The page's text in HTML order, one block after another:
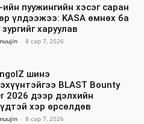
ийн пуужингийн хэсэг саран
үлдээжээ: KASA өмнөх ба
харуулав
- 8 сар 7, 2026
шинэ
BLAST Bounty
2026 дээр дэлхийн
хэр өрсөлдөв
- 8 сар 7, 2026